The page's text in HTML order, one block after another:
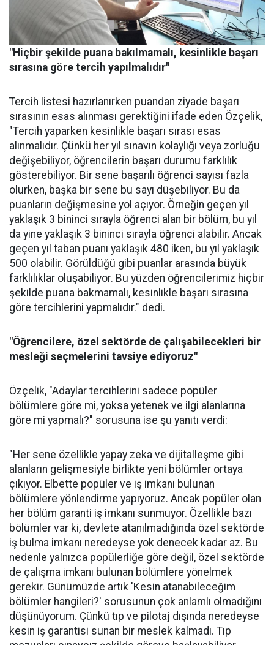
"Hiçbir şekilde puana bakılmamalı, kesinlikle başarı
sırasına göre tercih yapılmalıdır"
Tercih listesi hazırlanırken puandan ziyade başarı
sırasının esas alınması gerektiğini ifade eden Özçelik,
"Tercih yaparken kesinlikle başarı sırası esas
alınmalıdır. Çünkü her yıl sınavın kolaylığı veya zorluğu
değişebiliyor, öğrencilerin başarı durumu farklılık
gösterebiliyor. Bir sene başarılı öğrenci sayısı fazla
olurken, başka bir sene bu sayı düşebiliyor. Bu da
puanların değişmesine yol açıyor. Örneğin geçen yıl
yaklaşık 3 bininci sırayla öğrenci alan bir bölüm, bu yıl
da yine yaklaşık 3 bininci sırayla öğrenci alabilir. Ancak
geçen yıl taban puanı yaklaşık 480 iken, bu yıl yaklaşık
500 olabilir. Görüldüğü gibi puanlar arasında büyük
farklılıklar oluşabiliyor. Bu yüzden öğrencilerimiz hiçbir
şekilde puana bakmamalı, kesinlikle başarı sırasına
göre tercihlerini yapmalıdır." dedi.
"Öğrencilere, özel sektörde de çalışabilecekleri bir
mesleği seçmelerini tavsiye ediyoruz"
Özçelik, "Adaylar tercihlerini sadece popüler
bölümlere göre mi, yoksa yetenek ve ilgi alanlarına
göre mi yapmalı?" sorusuna ise şu yanıtı verdi:
"Her sene özellikle yapay zeka ve dijitalleşme gibi
alanların gelişmesiyle birlikte yeni bölümler ortaya
çıkıyor. Elbette popüler ve iş imkanı bulunan
bölümlere yönlendirme yapıyoruz. Ancak popüler olan
her bölüm garanti iş imkanı sunmuyor. Özellikle bazı
bölümler var ki, devlete atanılmadığında özel sektörde
iş bulma imkanı neredeyse yok denecek kadar az. Bu
nedenle yalnızca popülerliğe göre değil, özel sektörde
de çalışma imkanı bulunan bölümlere yönelmek
gerekir. Günümüzde artık 'Kesin atanabileceğim
bölümler hangileri?' sorusunun çok anlamlı olmadığını
düşünüyorum. Çünkü tıp ve pilotaj dışında neredeyse
kesin iş garantisi sunan bir meslek kalmadı. Tıp